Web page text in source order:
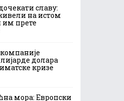
славу:
на истом
им прете
долара
кризе
мора: Европски